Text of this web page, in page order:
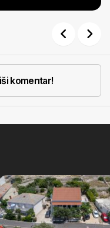
komentar!